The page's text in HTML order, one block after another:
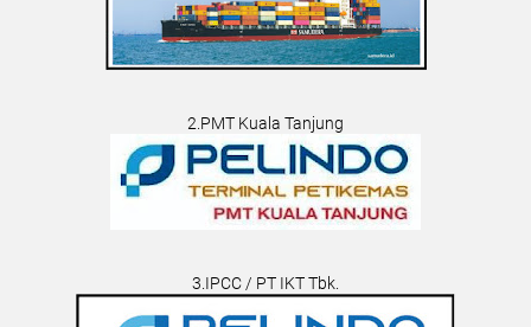
2.PMT Kuala Tanjung
3.IPCC / PT IKT Tbk.